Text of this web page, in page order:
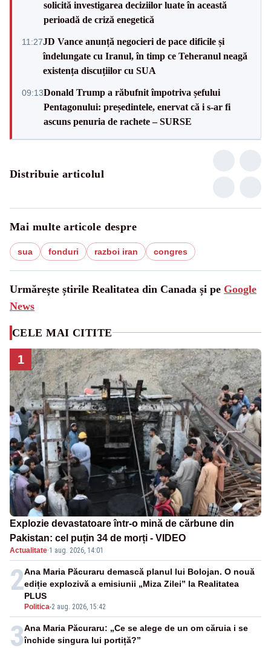
solicită investigarea deciziilor luate în această
perioadă de criză enegetică
11:27JD Vance anunță negocieri de pace dificile și
îndelungate cu Iranul, în timp ce Teheranul neagă
existența discuțiilor cu SUA
09:13Donald Trump a răbufnit împotriva șefului
Pentagonului: președintele, enervat că i s-ar fi
ascuns penuria de rachete – SURSE
Distribuie articolul
Mai multe articole despre
sua fonduri razboi iran congres
Urmărește știrile Realitatea din Canada și pe Google
News
CELE MAI CITITE
1
Explozie devastatoare într-o mină de cărbune din
Pakistan: cel puțin 34 de morți - VIDEO
Actualitate·1 aug. 2026, 14:01
2
Politica-2 aug. 2026, 15:42
Ana Maria Păcuraru demască planul lui Bolojan. O nouă
ediție explozivă a emisiunii „Miza Zilei” la Realitatea
PLUS
3Ana Maria Păcuraru: „Ce se alege de un om căruia i se
închide singura lui portiță?”